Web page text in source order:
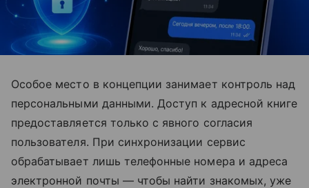
Особое место в концепции занимает контроль над
персональными данными. Доступ к адресной книге
предоставляется только с явного согласия
пользователя. При синхронизации сервис
обрабатывает лишь телефонные номера и адреса
электронной почты — чтобы найти знакомых, уже